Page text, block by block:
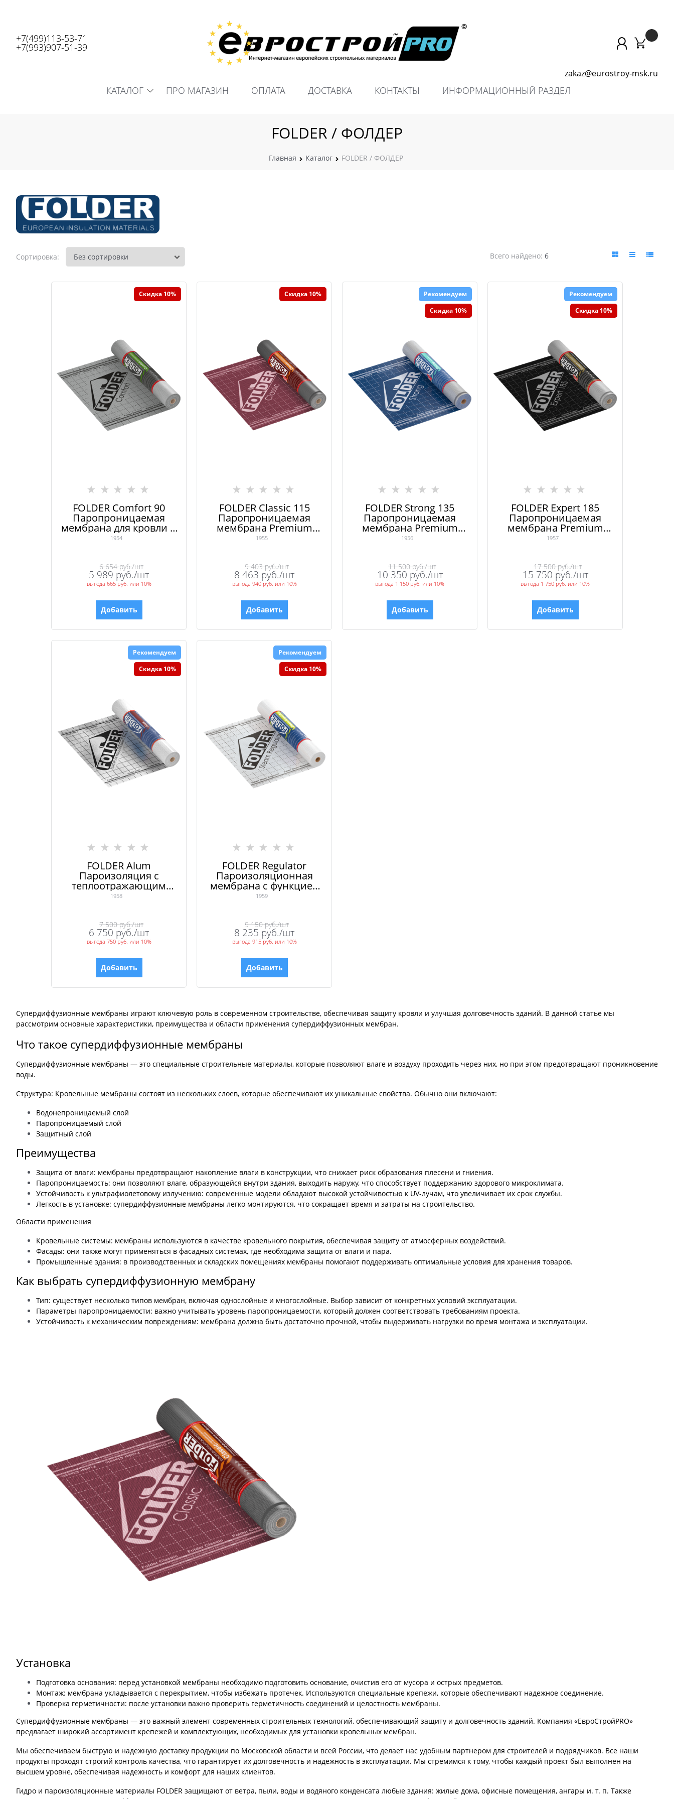
+7(499)113-53-71
+7(993)907-51-39
zakaz@eurostroy-msk.ru
КАТАЛОГ ПРО МАГАЗИН ОПЛАТА ДОСТАВКА КОНТАКТЫ ИНФОРМАЦИОННЫЙ РАЗДЕЛ
FOLDER / ФОЛДЕР
Главная Каталог FOLDER / ФОЛДЕР
Сортировка: Всего найдено: 6
FOLDER Comfort 90
Паропроницаемая
мембрана для кровли и
фасада
1954
Скидка 10%
6 654 руб./шт
5 989 руб./шт
выгода 665 руб. или 10%
Добавить
FOLDER Classic 115
Паропроницаемая
мембрана Premium
класса с клеевой
1955
Скидка 10%
9 403 руб./шт
8 463 руб./шт
выгода 940 руб. или 10%
Добавить
FOLDER Strong 135
Паропроницаемая
мембрана Premium
класса с клеевой
1956
Рекомендуем
Скидка 10%
11 500 руб./шт
10 350 руб./шт
выгода 1 150 руб. или 10%
Добавить
FOLDER Expert 185
Паропроницаемая
мембрана Premium
класса с клеевой
1957
Рекомендуем
Скидка 10%
17 500 руб./шт
15 750 руб./шт
выгода 1 750 руб. или 10%
Добавить
FOLDER Alum
Пароизоляция с
теплоотражающим
эффектом
1958
Рекомендуем
Скидка 10%
7 500 руб./шт
6 750 руб./шт
выгода 750 руб. или 10%
Добавить
FOLDER Regulator
Пароизоляционная
мембрана с функцией
выведения излишков
1959
Рекомендуем
Скидка 10%
9 150 руб./шт
8 235 руб./шт
выгода 915 руб. или 10%
Добавить
Супердиффузионные мембраны играют ключевую роль в современном строительстве, обеспечивая защиту кровли и улучшая долговечность зданий. В данной статье мы
рассмотрим основные характеристики, преимущества и области применения супердиффузионных мембран.
Что такое супердиффузионные мембраны
Супердиффузионные мембраны — это специальные строительные материалы, которые позволяют влаге и воздуху проходить через них, но при этом предотвращают проникновение
воды.
Структура: Кровельные мембраны состоят из нескольких слоев, которые обеспечивают их уникальные свойства. Обычно они включают:
Водонепроницаемый слой
Паропроницаемый слой
Защитный слой
Преимущества
Защита от влаги: мембраны предотвращают накопление влаги в конструкции, что снижает риск образования плесени и гниения.
Паропроницаемость: они позволяют влаге, образующейся внутри здания, выходить наружу, что способствует поддержанию здорового микроклимата.
Устойчивость к ультрафиолетовому излучению: современные модели обладают высокой устойчивостью к UV-лучам, что увеличивает их срок службы.
Легкость в установке: супердиффузионные мембраны легко монтируются, что сокращает время и затраты на строительство.
Области применения
Кровельные системы: мембраны используются в качестве кровельного покрытия, обеспечивая защиту от атмосферных воздействий.
Фасады: они также могут применяться в фасадных системах, где необходима защита от влаги и пара.
Промышленные здания: в производственных и складских помещениях мембраны помогают поддерживать оптимальные условия для хранения товаров.
Как выбрать супердиффузионную мембрану
Тип: существует несколько типов мембран, включая однослойные и многослойные. Выбор зависит от конкретных условий эксплуатации.
Параметры паропроницаемости: важно учитывать уровень паропроницаемости, который должен соответствовать требованиям проекта.
Устойчивость к механическим повреждениям: мембрана должна быть достаточно прочной, чтобы выдерживать нагрузки во время монтажа и эксплуатации.
Установка
Подготовка основания: перед установкой мембраны необходимо подготовить основание, очистив его от мусора и острых предметов.
Монтаж: мембрана укладывается с перекрытием, чтобы избежать протечек. Используются специальные крепежи, которые обеспечивают надежное соединение.
Проверка герметичности: после установки важно проверить герметичность соединений и целостность мембраны.
Супердиффузионные мембраны — это важный элемент современных строительных технологий, обеспечивающий защиту и долговечность зданий. Компания «ЕвроCтройPRO»
предлагает широкий ассортимент крепежей и комплектующих, необходимых для установки кровельных мембран.
Мы обеспечиваем быструю и надежную доставку продукции по Московской области и всей России, что делает нас удобным партнером для строителей и подрядчиков. Все наши
продукты проходят строгий контроль качества, что гарантирует их долговечность и надежность в эксплуатации. Мы стремимся к тому, чтобы каждый проект был выполнен на
высшем уровне, обеспечивая надежность и комфорт для наших клиентов.
Гидро и пароизоляционные материалы FOLDER защищают от ветра, пыли, воды и водяного конденсата любые здания: жилые дома, офисные помещения, ангары и. т. п. Также